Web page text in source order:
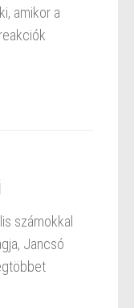
amikor a
számokkal
Jancsó